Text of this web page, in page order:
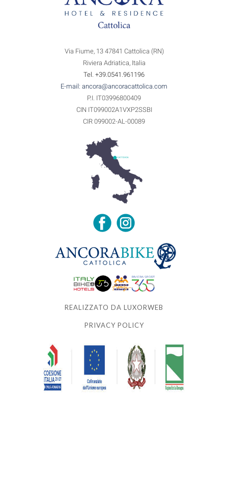
Via Fiume, 13 47841 Cattolica (RN)
Riviera Adriatica, Italia
Tel. +39.0541.961196
E-mail: ancora@ancoracattolica.com
P.I. IT03996800409
CIN IT099002A1VXP2SSBI
CIR 099002-AL-00089
PRIVACY POLICY
REALIZZATO DA LUXORWEB